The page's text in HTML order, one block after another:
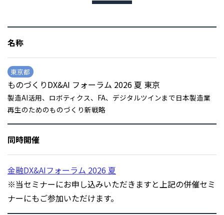
名称
東京都
ものづくりDX&AI フォーラム 2026 夏 東京
製造AI活用、ロボティクス、FA、デジタルツインまで日本製造業
再生のためのものづくり新戦略
同時開催
金融DX&AIフォーラム 2026 夏
※当セミナーにお申し込みいただきますと上記の併催セミ
ナーにもご参加いただけます。